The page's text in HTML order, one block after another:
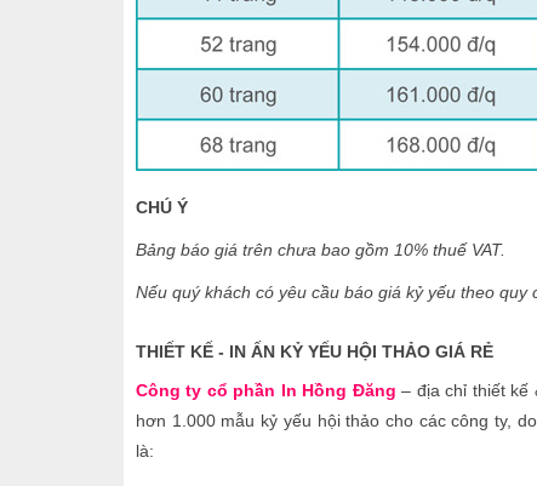
CHÚ Ý
Bảng báo giá trên chưa bao gồm 10% thuế VAT.
Nếu quý khách có yêu cầu báo giá kỷ yếu theo quy
THIẾT KẾ - IN ẤN KỶ YẾU HỘI THẢO GIÁ RẺ
Công ty cổ phần In Hồng Đăng – địa chỉ thiết kế
hơn 1.000 mẫu kỷ yếu hội thảo cho các công ty,
là: